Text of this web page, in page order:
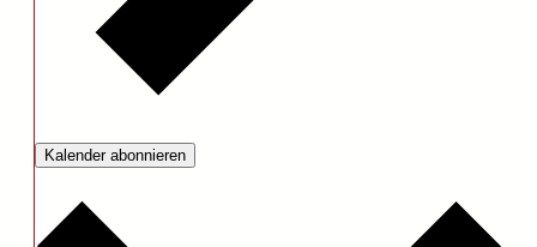
Kalender abonnieren